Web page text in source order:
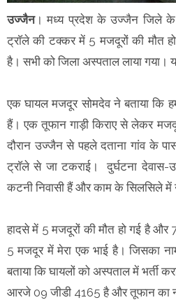
उज्जैन। मध्य प्रदेश के उज्जैन जिले के
ट्राॅले की टक्कर में 5 मजदूरों की मौत
है। सभी को जिला अस्पताल लाया गया।
एक घायल मजदूर सोमदेव ने बताया कि
हैं। एक तूफान गाड़ी किराए से लेकर
दौरान उज्जैन से पहले दताना गांव के
ट्राॅले से जा टकराई। दुर्घटना
कटनी निवासी हैं और काम के सिलसिले में
हादसे में 5 मजदूरों की मौत हो गई है और
5 मजदूर में मेरा एक भाई है। जिसका
बताया कि घायलों को अस्पताल में भर्ती
आरजे 09 जीडी 4165 है और तूफान का